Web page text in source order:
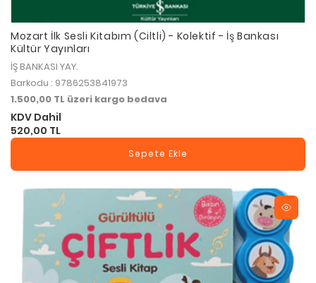
Mozart İlk Sesli Kitabım (Ciltli) - Kolektif - İş Bankası
Kültür Yayınları
İŞ BANKASI YAY.
Barkodu : 9786253841973
1.500,00 TL üzeri kargo bedava
KDV Dahil
520,00 TL
Sepete Ekle